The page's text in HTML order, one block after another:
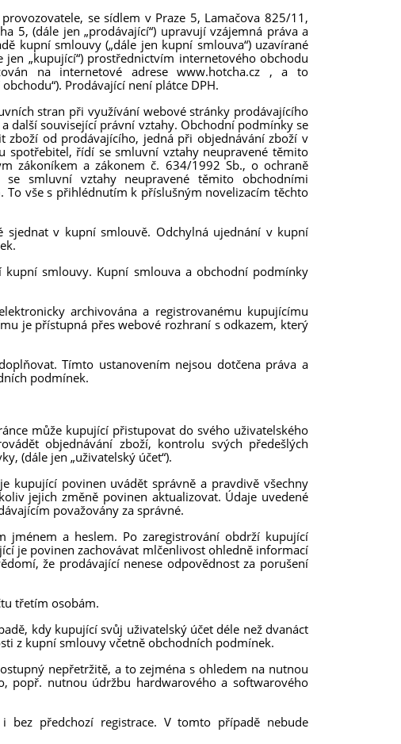
se sídlem v Praze 5, Lamačova 825/11,
5, (dále jen „prodávající“) upravují vzájemná práva a
kupní smlouvy („dále jen kupní smlouva“) uzavírané
„kupující“) prostřednictvím internetového obchodu
na internetové adrese www.hotcha.cz , a to
Prodávající není plátce DPH.
stran při využívání webové stránky prodávajícího
další související právní vztahy. Obchodní podmínky se
od prodávajícího, jedná při objednávání zboží v
spotřebitel, řídí se smluvní vztahy neupravené těmito
zákoníkem a zákonem č. 634/1992 Sb., o ochraně
smluvní vztahy neupravené těmito obchodními
vše s přihlédnutím k příslušným novelizacím těchto
v kupní smlouvě. Odchylná ujednání v kupní
smlouvy. Kupní smlouva a obchodní podmínky
archivována a registrovanému kupujícímu
je přístupná přes webové rozhraní s odkazem, který
Tímto ustanovením nejsou dotčena práva a
podmínek.
může kupující přistupovat do svého uživatelského
objednávání zboží, kontrolu svých předešlých
(dále jen „uživatelský účet“).
kupující povinen uvádět správně a pravdivě všechny
jejich změně povinen aktualizovat. Údaje uvedené
považovány za správné.
jménem a heslem. Po zaregistrování obdrží kupující
je povinen zachovávat mlčenlivost ohledně informací
že prodávající nenese odpovědnost za porušení
třetím osobám.
kdy kupující svůj uživatelský účet déle než dvanáct
z kupní smlouvy včetně obchodních podmínek.
nepřetržitě, a to zejména s ohledem na nutnou
popř. nutnou údržbu hardwarového a softwarového
předchozí registrace. V tomto případě nebude